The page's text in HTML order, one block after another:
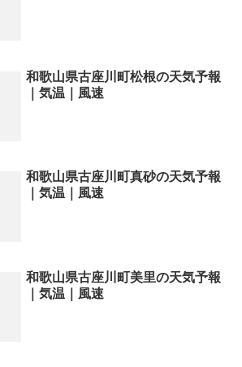
和歌山県古座川町松根の天気予報
｜気温｜風速
和歌山県古座川町真砂の天気予報
｜気温｜風速
和歌山県古座川町美里の天気予報
｜気温｜風速